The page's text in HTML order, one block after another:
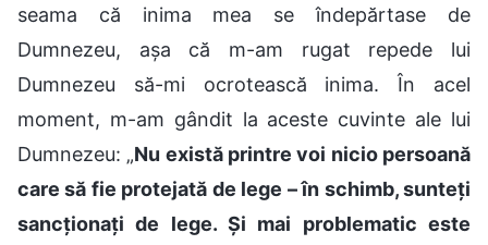
seama că inima mea se îndepărtase de
Dumnezeu, așa că m-am rugat repede lui
Dumnezeu să-mi ocrotească inima. În acel
moment, m-am gândit la aceste cuvinte ale lui
Dumnezeu: „Nu există printre voi nicio persoană
care să fie protejată de lege – în schimb, sunteți
sancționați de lege. Și mai problematic este